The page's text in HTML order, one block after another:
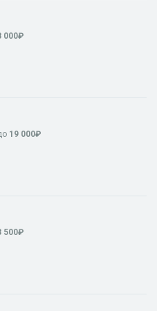
000₽
19 000₽
500₽